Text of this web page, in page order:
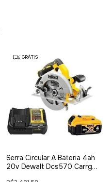
GRÁTIS
Serra Circular A Bateria 4ah
20v Dewalt Dcs570 Carrg